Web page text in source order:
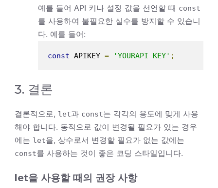
예를 들어 API 키나 설정 값을 선언할 때 const
를 사용하여 불필요한 실수를 방지할 수 있습니
다. 예를 들어:
const APIKEY = 'YOURAPI_KEY' ;
3. 결론
결론적으로, let과 const는 각각의 용도에 맞게 사용
해야 합니다. 동적으로 값이 변경될 필요가 있는 경우
에는 let을, 상수로서 변경할 필요가 없는 값에는
const를 사용하는 것이 좋은 코딩 스타일입니다.
let을 사용할 때의 권장 사항